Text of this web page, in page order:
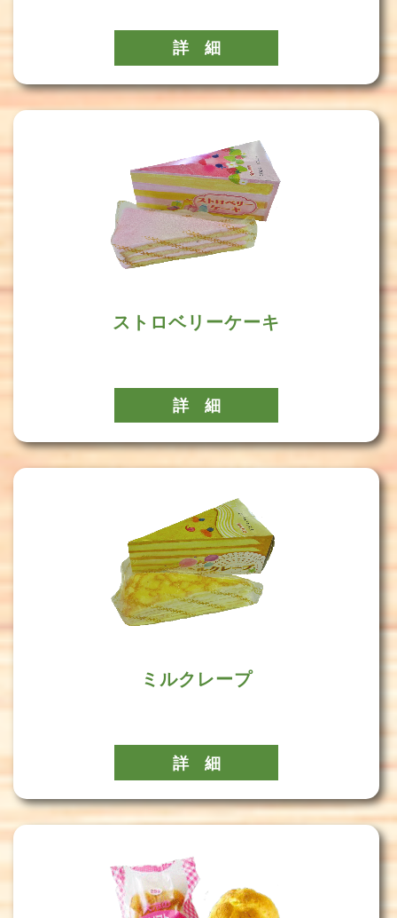
詳 細
ストロベリーケーキ
詳 細
ミルクレープ
詳 細